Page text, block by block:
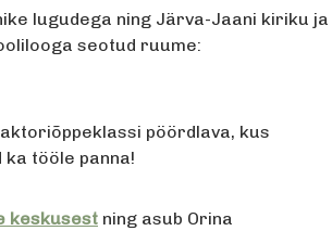
lugudega ning Järva-Jaani kiriku ja
seotud ruume:
pöördlava, kus
tööle panna!
keskusest ning asub Orina